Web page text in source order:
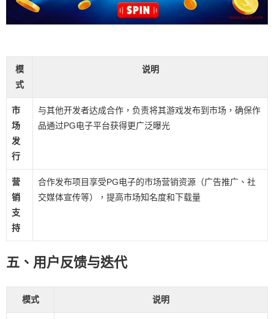
模
式
说明
市
场
发
行
与其他开发者达成合作，负责将其游戏发布到市场，确保作
品通过PG电子平台获得更广泛曝光
营
销
支
持
合作发布项目享受PG电子的市场营销资源（广告推广、社
交媒体宣传等），提高市场知名度和下载量
五、用户反馈与迭代
模式 说明